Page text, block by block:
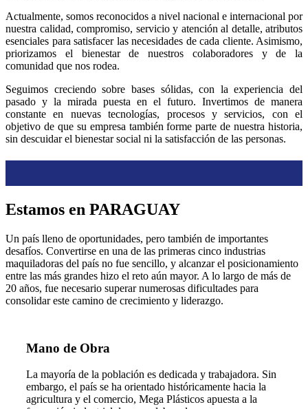
Actualmente, somos reconocidos a nivel nacional e internacional por
nuestra calidad, compromiso, servicio y atención al detalle, atributos
esenciales para satisfacer las necesidades de cada cliente. Asimismo,
priorizamos el bienestar de nuestros colaboradores y de la
comunidad que nos rodea.
Seguimos creciendo sobre bases sólidas, con la experiencia del
pasado y la mirada puesta en el futuro. Invertimos de manera
constante en nuevas tecnologías, procesos y servicios, con el
objetivo de que su empresa también forme parte de nuestra historia,
sin descuidar el bienestar social ni la satisfacción de las personas.
Estamos en PARAGUAY
Un país lleno de oportunidades, pero también de importantes
desafíos. Convertirse en una de las primeras cinco industrias
maquiladoras del país no fue sencillo, y alcanzar el posicionamiento
entre las más grandes hizo el reto aún mayor. A lo largo de más de
20 años, fue necesario superar numerosas dificultades para
consolidar este camino de crecimiento y liderazgo.
Mano de Obra
La mayoría de la población es dedicada y trabajadora. Sin
embargo, el país se ha orientado históricamente hacia la
agricultura y el comercio, Mega Plásticos apuesta a la